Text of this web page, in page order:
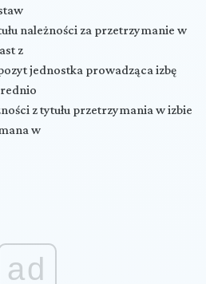
należności za przetrzymanie w
z
jednostka prowadząca izbę
z tytułu przetrzymania w izbie
w
ad